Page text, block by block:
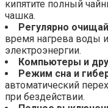
кипятите полный
чашка.
Регулярно
время нагрева воды
электроэнергии.
Компьютеры и
Режим сна и
автоматический
при бездействии.